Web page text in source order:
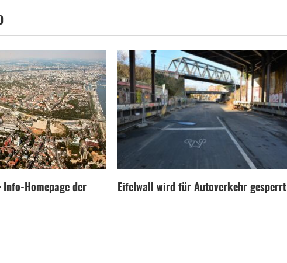
Info-Homepage der
Eifelwall wird für Autoverkehr gesperrt